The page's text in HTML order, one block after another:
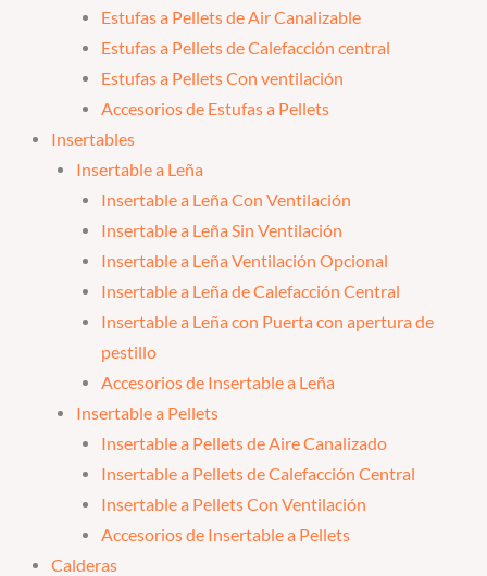
Estufas a Pellets de Air Canalizable
Estufas a Pellets de Calefacción central
Estufas a Pellets Con ventilación
Accesorios de Estufas a Pellets
Insertables
Insertable a Leña
Insertable a Leña Con Ventilación
Insertable a Leña Sin Ventilación
Insertable a Leña Ventilación Opcional
Insertable a Leña de Calefacción Central
Insertable a Leña con Puerta con apertura de
pestillo
Accesorios de Insertable a Leña
Insertable a Pellets
Insertable a Pellets de Aire Canalizado
Insertable a Pellets de Calefacción Central
Insertable a Pellets Con Ventilación
Accesorios de Insertable a Pellets
Calderas